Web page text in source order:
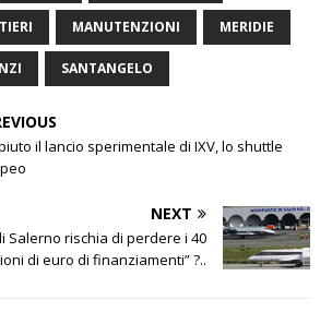
MANUTENZIONI MERIDIE
SANTANGELO
il lancio sperimentale di IXV, lo shuttle
NEXT
Salerno rischia di perdere i 40
di euro di finanziamenti” ?..